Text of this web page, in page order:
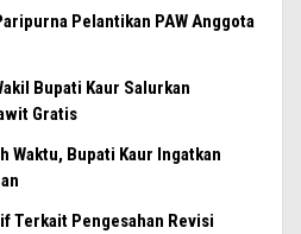
Pelantikan PAW Anggota
Bupati Kaur Salurkan
Gratis
Waktu, Bupati Kaur Ingatkan
Terkait Pengesahan Revisi